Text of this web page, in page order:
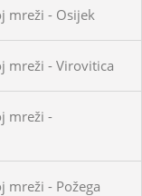
mreži - Osijek
mreži - Virovitica
mreži -
- Požega